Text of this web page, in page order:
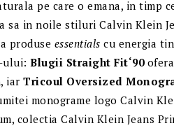
pe care o emana, in timp
sa in noile stiluri Calvin Klein
produse essentials cu energia
ului: Blugii Straight Fit‘90
iar Tricoul Oversized
monograme logo Calvin
colectia Calvin Klein Jeans